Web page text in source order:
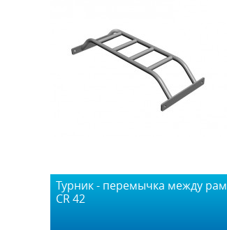
Турник - перемычка между рам
СR 42